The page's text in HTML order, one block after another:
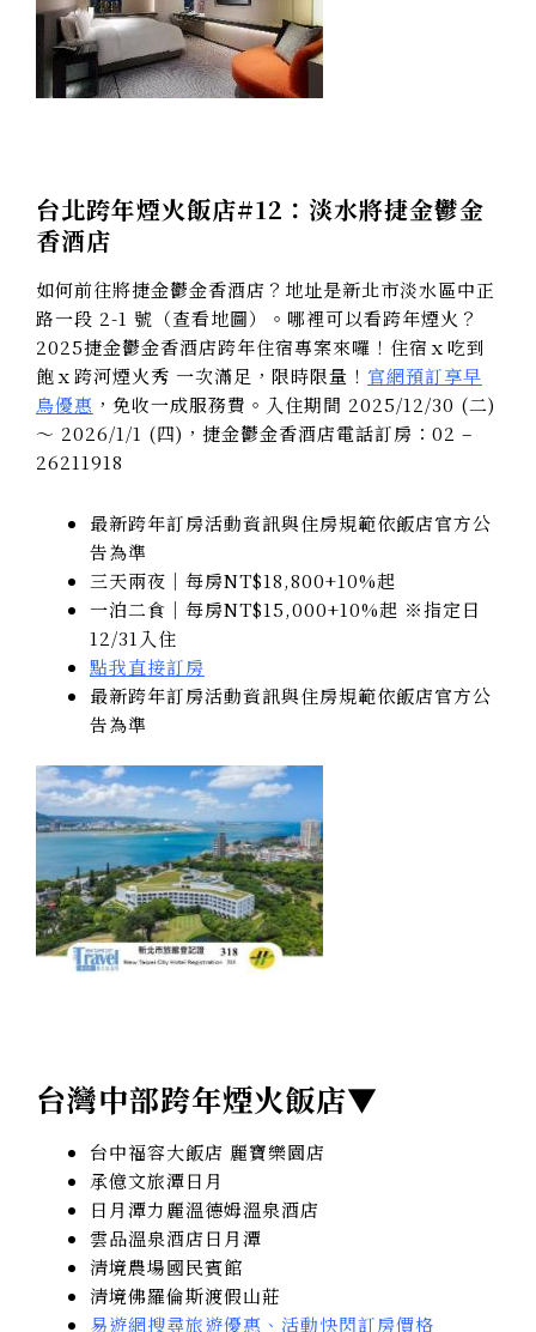
台北跨年煙火飯店#12：淡水將捷金鬱金
香酒店
如何前往將捷金鬱金香酒店？地址是新北市淡水區中正
路一段 2-1 號（查看地圖）。哪裡可以看跨年煙火？
2025捷金鬱金香酒店跨年住宿專案來囉！住宿ｘ吃到
飽ｘ跨河煙火秀 一次滿足，限時限量！ 官網預訂享早
鳥優惠 ，免收一成服務費。入住期間 2025/12/30 (二)
～ 2026/1/1 (四)，捷金鬱金香酒店電話訂房：02 –
26211918
最新跨年訂房活動資訊與住房規範依飯店官方公
告為準
三天兩夜｜每房NT$18,800+10%起
一泊二食｜每房NT$15,000+10%起 ※指定日
12/31入住
點我直接訂房
最新跨年訂房活動資訊與住房規範依飯店官方公
告為準
台灣中部跨年煙火飯店▼
台中福容大飯店 麗寶樂園店
承億文旅潭日月
日月潭力麗溫德姆溫泉酒店
雲品溫泉酒店日月潭
清境農場國民賓館
清境佛羅倫斯渡假山莊
易遊網搜尋旅遊優惠、活動快閃訂房價格